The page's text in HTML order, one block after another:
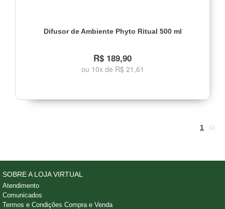
Difusor de Ambiente Phyto Ritual 500 ml
R$ 189,90
ou 10x de R$ 21,61
1
SOBRE A LOJA VIRTUAL
Atendimento
Comunicados
Termos e Condições Compra e Venda